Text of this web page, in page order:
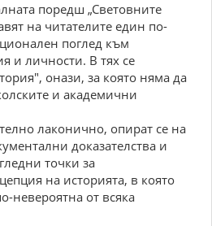
поредш „Световните
на читателите един по-
поглед към
и личности. В тях се
онази, за която няма да
и академични
лаконично, опират се на
доказателства и
точки за
на историята, в която
невероятна от всяка